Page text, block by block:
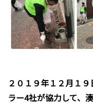
２０１９年１２月１
ラー4社が協力して、